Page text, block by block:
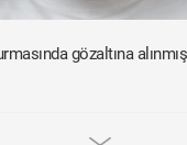
gözaltına